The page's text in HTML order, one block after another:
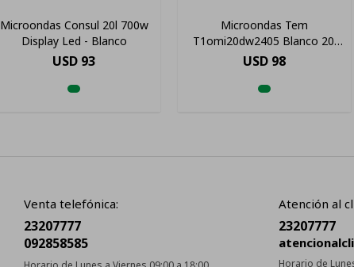
Microondas Consul 20l 700w
Display Led - Blanco
USD 93
Microondas Tem
T1omi20dw2405 Blanco 20l
220v
USD 98
Venta telefónica:
23207777
092858585
Atención al
23207777
Horario de